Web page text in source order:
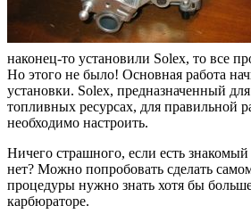
наконец-то установили Solex, то все
Но этого не было! Основная работа
установки. Solex, предназначенный
топливных ресурсах, для правильной
необходимо настроить.
Ничего страшного, если есть
нет? Можно попробовать сделать
процедуры нужно знать хотя бы
карбюраторе.